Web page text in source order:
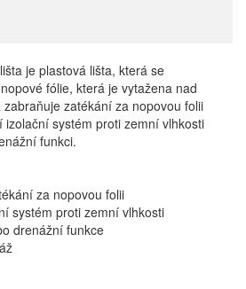
je plastová lišta, která se
fólie, která je vytažena nad
zatékání za nopovou folii
izolační systém proti zemní vlhkosti
funkci.
za nopovou folii
systém proti zemní vlhkosti
drenážní funkce